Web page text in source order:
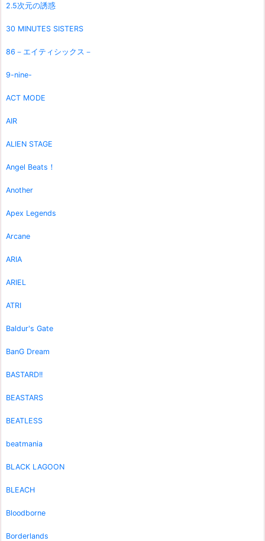
2.5次元の誘惑
30 MINUTES SISTERS
86－エイティシックス－
9-nine-
ACT MODE
AIR
ALIEN STAGE
Angel Beats！
Another
Apex Legends
Arcane
ARIA
ARIEL
ATRI
Baldur's Gate
BanG Dream
BASTARD!!
BEASTARS
BEATLESS
beatmania
BLACK LAGOON
BLEACH
Bloodborne
Borderlands